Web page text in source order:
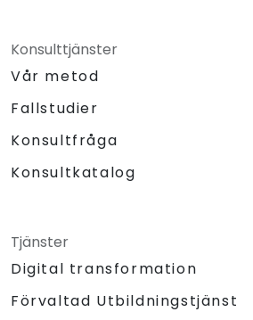
Konsulttjänster
Vår metod
Fallstudier
Konsultfråga
Konsultkatalog
Tjänster
Digital transformation
Förvaltad Utbildningstjänst